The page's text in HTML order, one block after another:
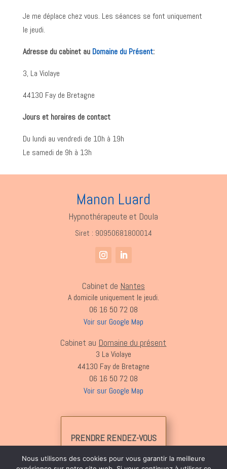
Je me déplace chez vous. Les séances se font uniquement
le jeudi.
Adresse du cabinet au Domaine du Présent:
3, La Violaye
44130 Fay de Bretagne
Jours et horaires de contact
Du lundi au vendredi de 10h à 19h
Le samedi de 9h à 13h
Manon Luard
Hypnothérapeute et Doula
Siret : 90950681800014
Cabinet de Nantes
A domicile uniquement le jeudi.
06 16 50 72 08
Voir sur Google Map
Cabinet au Domaine du présent
3 La Violaye
44130 Fay de Bretagne
06 16 50 72 08
Voir sur Google Map
PRENDRE RENDEZ-VOUS
Nous utilisons des cookies pour vous garantir la meilleure